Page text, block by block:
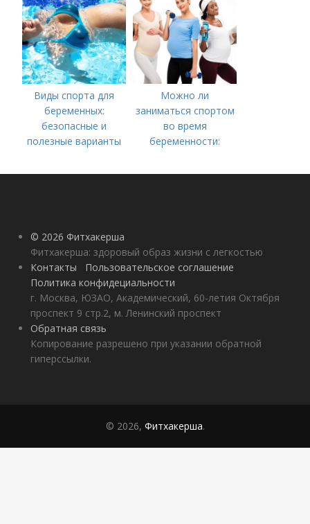
Виды спорта для
беременных:
безопасные и
полезные варианты
Можно ли
заниматься спортом
во время
беременности:
© 2026 Фитхакерша
Фитхакерша: здоровый образ жизни с легкостью
Контакты
Пользовательское соглашение
Политика конфидециальности
г. Москва, ЮЗАО, Академический, 60-летия Октября
проспект 9 стр.2, м. Ленинский проспект
Обратная связь
Копирование разрешено при указании обратной
гиперссылки.
© 2026, Фитхакерша.